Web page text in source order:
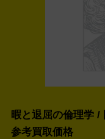
暇と退屈の倫理学 /
参考買取価格